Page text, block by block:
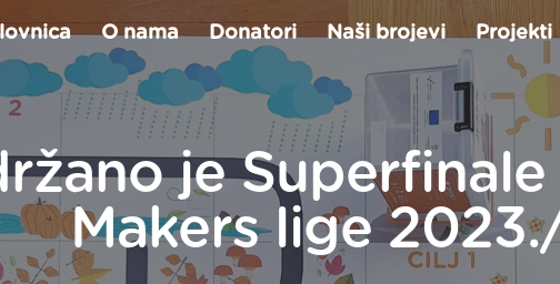
O nama Donatori Naši brojevi Projekti
je
Makers lige